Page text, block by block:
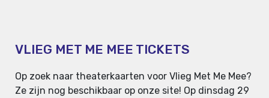
VLIEG MET ME MEE TICKETS
Op zoek naar theaterkaarten voor Vlieg Met Me Mee?
Ze zijn nog beschikbaar op onze site! Op dinsdag 29